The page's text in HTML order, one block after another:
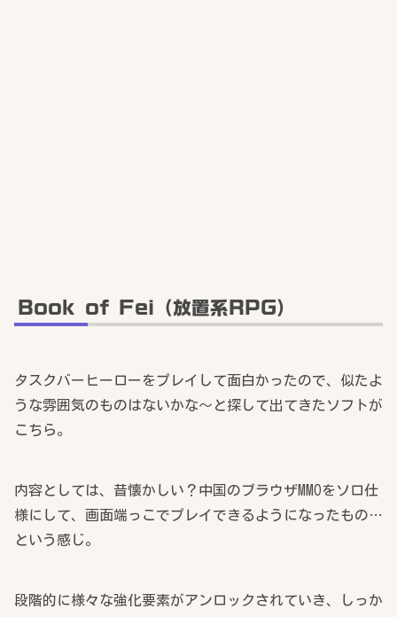
Book of Fei（放置系RPG）
タスクバーヒーローをプレイして面白かったので、似たよ
うな雰囲気のものはないかな～と探して出てきたソフトが
こちら。
内容としては、昔懐かしい？中国のブラウザMMOをソロ仕
様にして、画面端っこでプレイできるようになったもの…
という感じ。
段階的に様々な強化要素がアンロックされていき、しっか